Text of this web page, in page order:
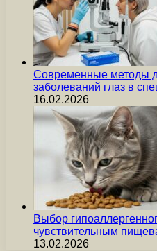
Современные методы
заболеваний глаз в
16.02.2026
Выбор
чувствительным
13.02.2026